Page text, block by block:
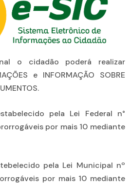
o cidadão poderá realizar
e INFORMAÇÃO SOBRE
pela Lei Federal n°
por mais 10 mediante
pela Lei Municipal nº
por mais 10 mediante